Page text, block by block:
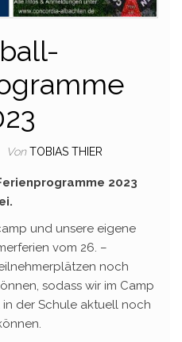
Von TOBIAS THIER
2023
und unsere eigene
vom 26. –
noch
sodass wir im Camp
der Schule aktuell noch